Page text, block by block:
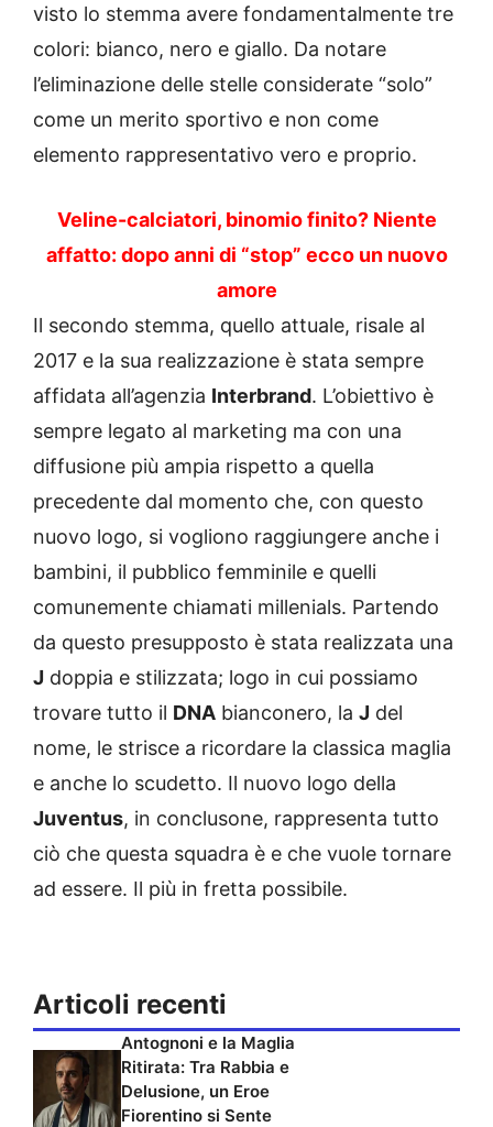
visto lo stemma avere fondamentalmente tre
colori: bianco, nero e giallo. Da notare
l’eliminazione delle stelle considerate “solo”
come un merito sportivo e non come
elemento rappresentativo vero e proprio.
Veline-calciatori, binomio finito? Niente
affatto: dopo anni di “stop” ecco un nuovo
amore
Il secondo stemma, quello attuale, risale al
2017 e la sua realizzazione è stata sempre
affidata all’agenzia Interbrand. L’obiettivo è
sempre legato al marketing ma con una
diffusione più ampia rispetto a quella
precedente dal momento che, con questo
nuovo logo, si vogliono raggiungere anche i
bambini, il pubblico femminile e quelli
comunemente chiamati millenials. Partendo
da questo presupposto è stata realizzata una
J doppia e stilizzata; logo in cui possiamo
trovare tutto il DNA bianconero, la J del
nome, le strisce a ricordare la classica maglia
e anche lo scudetto. Il nuovo logo della
Juventus, in conclusone, rappresenta tutto
ciò che questa squadra è e che vuole tornare
ad essere. Il più in fretta possibile.
Articoli recenti
Antognoni e la Maglia
Ritirata: Tra Rabbia e
Delusione, un Eroe
Fiorentino si Sente